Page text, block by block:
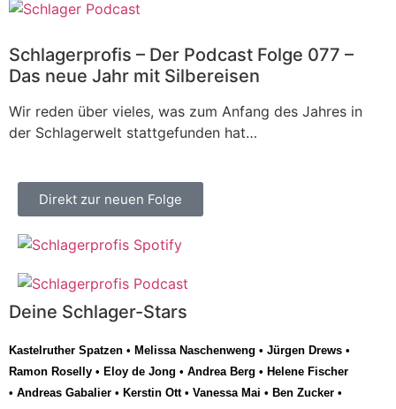
Schlagerprofis – Der Podcast Folge 077 –
Das neue Jahr mit Silbereisen
Wir reden über vieles, was zum Anfang des Jahres in
der Schlagerwelt stattgefunden hat…
Direkt zur neuen Folge
Deine Schlager-Stars
Kastelruther Spatzen • Melissa Naschenweng • Jürgen Drews •
Ramon Roselly • Eloy de Jong • Andrea Berg • Helene Fischer
• Andreas Gabalier • Kerstin Ott• Vanessa Mai • Ben Zucker •